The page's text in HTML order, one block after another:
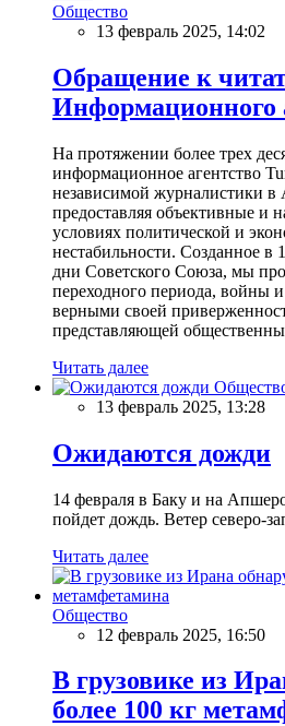
Общество
13 февраль 2025, 14:02
Обращение к
Информационного
На протяжении более трех
информационное агентство
независимой журналистики в
предоставляя объективные и
условиях политической и
нестабильности. Созданное в
дни Советского Союза, мы
переходного периода, войны
верными своей
представляющей
Читать далее
13 февраль 2025, 13:28
Ожидаются дожди
14 февраля в Баку и на
пойдет дождь. Ветер северо-
Читать далее
Общество
12 февраль 2025, 16:50
В грузовике из
более 100 кг